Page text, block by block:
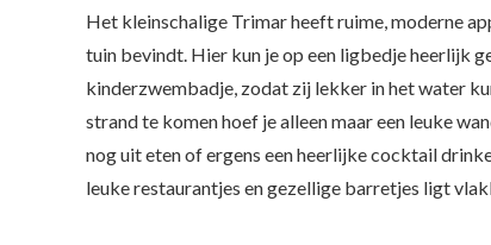
Het kleinschalige Trimar heeft ruime, moderne
tuin bevindt. Hier kun je op een ligbedje heerlijk
kinderzwembadje, zodat zij lekker in het water
strand te komen hoef je alleen maar een leuke
nog uit eten of ergens een heerlijke cocktail
leuke restaurantjes en gezellige barretjes ligt